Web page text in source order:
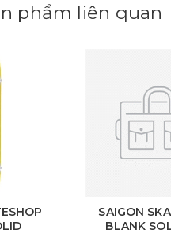
phẩm liên quan
SAIGON
BLANK